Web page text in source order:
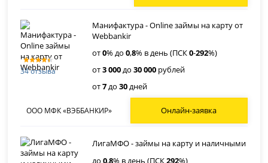
34 отзыва
Манифактура - Online займы на карту от
Webbankir
от0% до0,8% в день (ПСК0-292%)
от3 000до30 000 рублей
от7до30дней
ООО МФК «ВЭББАНКИР» Онлайн-заявка
ЛигаМФО - займы на карту и наличными
до0,8% в день (ПСК292%)